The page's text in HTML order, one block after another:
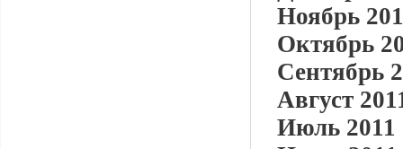
Ноябрь
Октябрь
Сентябрь
Август
Июль 2011